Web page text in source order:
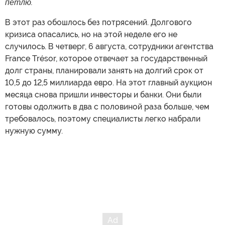
петлю.
В этот раз обошлось без потрясений. Долгового
кризиса опасались, но на этой неделе его не
случилось. В четверг, 6 августа, сотрудники агентства
France Trésor, которое отвечает за государственный
долг страны, планировали занять на долгий срок от
10,5 до 12,5 миллиарда евро. На этот главный аукцион
месяца снова пришли инвесторы и банки. Они были
готовы одолжить в два с половиной раза больше, чем
требовалось, поэтому специалисты легко набрали
нужную сумму.